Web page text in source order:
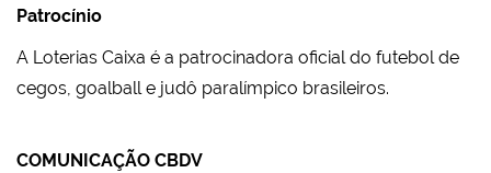
Patrocínio
A Loterias Caixa é a patrocinadora oficial do futebol de
cegos, goalball e judô paralímpico brasileiros.
COMUNICAÇÃO CBDV